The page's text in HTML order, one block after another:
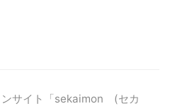
ンサイト「sekaimon (セカ